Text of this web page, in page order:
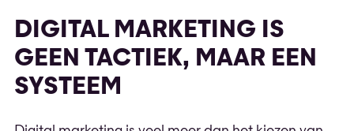
DIGITAL MARKETING IS
GEEN TACTIEK, MAAR EEN
SYSTEEM